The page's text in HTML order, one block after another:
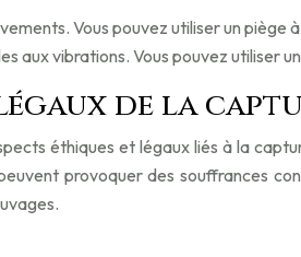
Vous pouvez utiliser un piège
aux vibrations. Vous pouvez utiliser
de la
éthiques et légaux liés à la
provoquer des souffrances